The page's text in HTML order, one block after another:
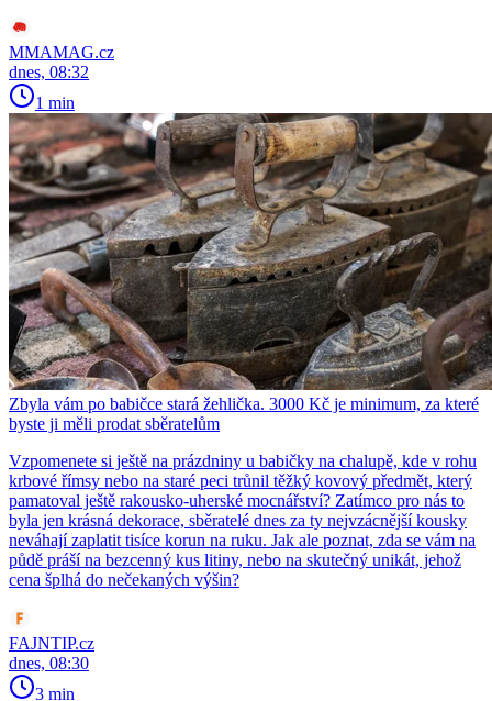
MMAMAG.cz
dnes, 08:32
1 min
Zbyla vám po babičce stará žehlička. 3000 Kč je minimum, za které
byste ji měli prodat sběratelům
Vzpomenete si ještě na prázdniny u babičky na chalupě, kde v rohu
krbové římsy nebo na staré peci trůnil těžký kovový předmět, který
pamatoval ještě rakousko-uherské mocnářství? Zatímco pro nás to
byla jen krásná dekorace, sběratelé dnes za ty nejvzácnější kousky
neváhají zaplatit tisíce korun na ruku. Jak ale poznat, zda se vám na
půdě práší na bezcenný kus litiny, nebo na skutečný unikát, jehož
cena šplhá do nečekaných výšin?
FAJNTIP.cz
dnes, 08:30
3 min